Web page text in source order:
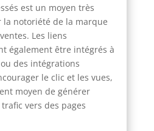
est un moyen très
la notoriété de la marque
Les liens
également être intégrés à
des intégrations
le clic et les vues,
moyen de générer
vers des pages